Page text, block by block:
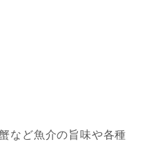
など魚介の旨味や各種